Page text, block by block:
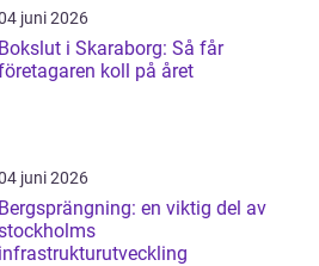
juni 2026
Bokslut i Skaraborg: Så får
koll på året
juni 2026
Bergsprängning: en viktig del av
infrastrukturutveckling